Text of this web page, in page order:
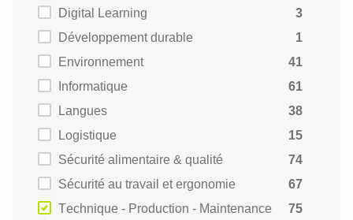
Digital Learning
3
Développement durable
1
Environnement
41
Informatique
61
Langues
38
Logistique
15
Sécurité alimentaire & qualité
74
Sécurité au travail et ergonomie
67
Technique - Production - Maintenance
75